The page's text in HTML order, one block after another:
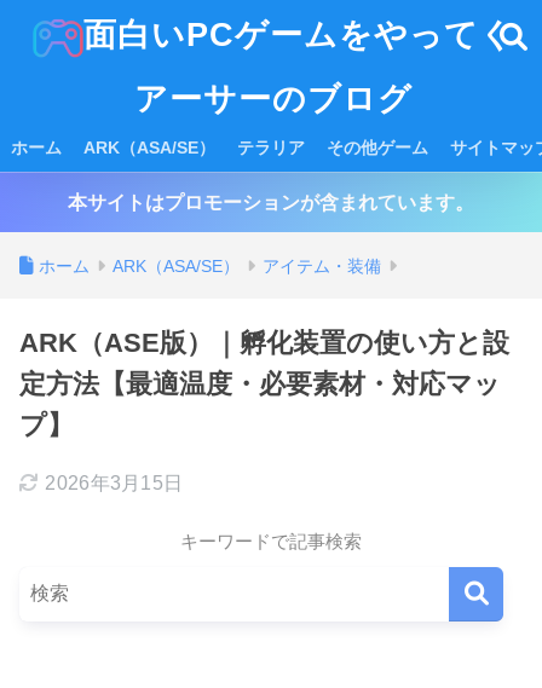
面白いPCゲームをやってく
アーサーのブログ
ホーム ARK（ASA/SE） テラリア その他ゲーム サイトマッ
本サイトはプロモーションが含まれています。
ホーム ARK（ASA/SE） アイテム・装備
ARK（ASE版）｜孵化装置の使い方と設
定方法【最適温度・必要素材・対応マッ
プ】
2026年3月15日
キーワードで記事検索